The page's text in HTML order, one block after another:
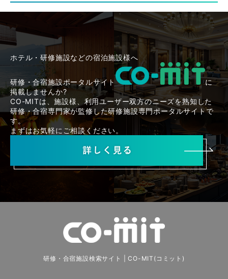
ホテル・研修施設などの宿泊施設様へ
研修・合宿施設ポータルサイト
に
掲載しませんか?
CO-MITは、施設様、利用ユーザー双方のニーズを熟知した
研修・合宿専門家が監修した研修施設専門ポータルサイトで
す。
まずはお気軽にご相談ください。
研修・合宿施設検索サイト | CO-MIT(コミット)